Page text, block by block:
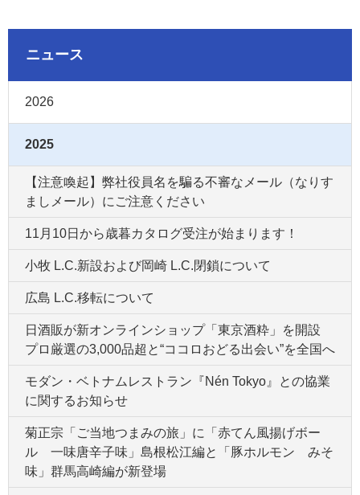
ニュース
2026
2025
【注意喚起】弊社役員名を騙る不審なメール（なりす
ましメール）にご注意ください
11月10日から歳暮カタログ受注が始まります！
小牧 L.C.新設および岡崎 L.C.閉鎖について
広島 L.C.移転について
日酒販が新オンラインショップ「東京酒粋」を開設
プロ厳選の3,000品超と“ココロおどる出会い”を全国へ
モダン・ベトナムレストラン『Nén Tokyo』との協業
に関するお知らせ
菊正宗「ご当地つまみの旅」に「赤てん風揚げボー
ル 一味唐辛子味」島根松江編と「豚ホルモン みそ
味」群馬高崎編が新登場